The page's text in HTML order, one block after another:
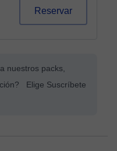
Reservar
nuestros packs,
Elige Suscríbete